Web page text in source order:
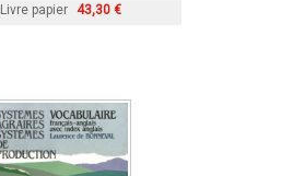
Livre papier 43,30 €